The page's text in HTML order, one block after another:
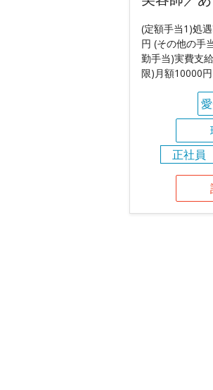
(定額手当1)処
円 (その他の手
勤手当)実費支
限)月額10000
正社員